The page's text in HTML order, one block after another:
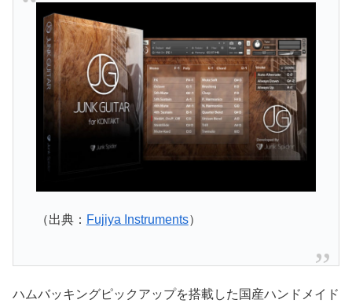
（出典： Fujiya Instruments）
ハムバッキングピックアップを搭載した国産ハンドメイド